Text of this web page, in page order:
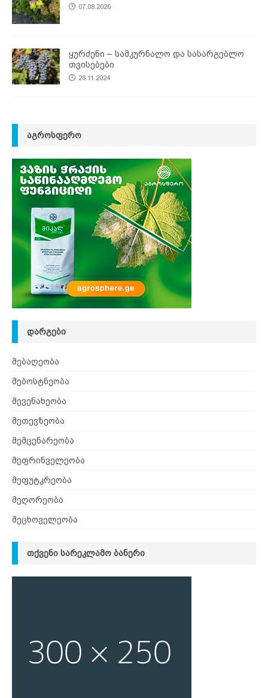
07.08.2026
ყურძენი – სამკურნალო და სასარგებლო
თვისებები
26.11.2024
ᲐᲒᲠᲝᲡᲤᲔᲠᲝ
ᲓᲐᲠᲒᲔᲑᲘ
მებაღეობა
მებოსტნეობა
მევენახეობა
მეთევზეობა
მემცენარეობა
მეფრინველეობა
მეფუტკრეობა
მეღორეობა
მეცხოველეობა
ᲗᲥᲕᲔᲜᲘ ᲡᲐᲠᲔᲙᲚᲐᲛᲝ ᲑᲐᲜᲔᲠᲘ